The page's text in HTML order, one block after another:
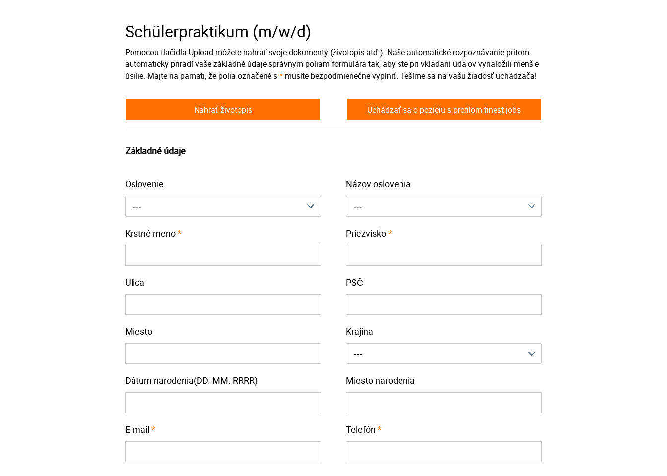
Schülerpraktikum (m/w/d)
Pomocou tlačidla Upload môžete nahrať svoje dokumenty (životopis atď.). Naše automatické rozpoznávanie pritom
automaticky priradí vaše základné údaje správnym poliam formulára tak, aby ste pri vkladaní údajov vynaložili menšie
úsilie. Majte na pamäti, že polia označené s* musíte bezpodmienečne vyplniť. Tešíme sa na vašu žiadosť uchádzača!
Nahrať životopis Uchádzať sa o pozíciu s profilom finest jobs
Základné údaje
Oslovenie
---
Názov oslovenia
---
Krstné meno* Priezvisko*
Ulica PSČ
Miesto Krajina
---
Dátum narodenia(DD. MM. RRRR) Miesto narodenia
E-mail * Telefón*